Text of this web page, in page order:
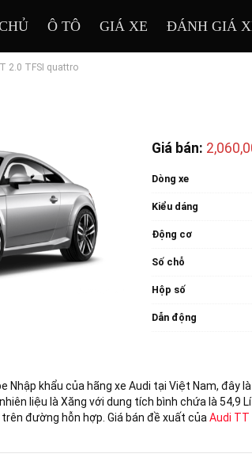
Ô TÔ GIÁ XE ĐÁNH GIÁ
2.0 TFSI quattro
Giá bán:
Dòng xe
Kiểu dáng
Động cơ
Số chỗ
Hộp số
Dẫn động
Nhập khẩu của hãng xe Audi tại Việt Nam, đây
liệu là Xăng với dung tích bình chứa là 54,9
đường hỗn hợp. Giá bán đề xuất của Audi TT